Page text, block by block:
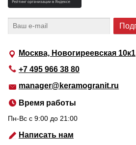
Москва, Новогиреевская 10к1
+7 495 966 38 80
manager@keramogranit.ru
Время работы
Пн-Вс c 9:00 до 21:00
Написать нам